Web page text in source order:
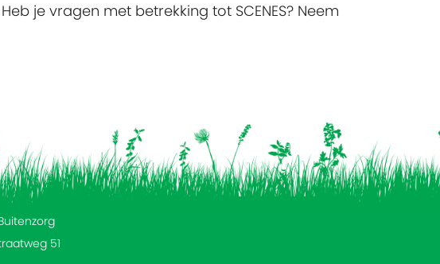
je vragen met betrekking tot SCENES? Neem
51